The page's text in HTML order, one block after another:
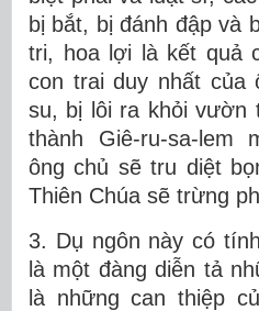
bị bắt, bị đánh đập và
tri, hoa lợi là kết quả
con trai duy nhất của
su, bị lôi ra khỏi vườn
thành Giê-ru-sa-lem
ông chủ sẽ tru diệt
Thiên Chúa sẽ trừng
3. Dụ ngôn này có
là một đàng diễn tả
là những can thiệp